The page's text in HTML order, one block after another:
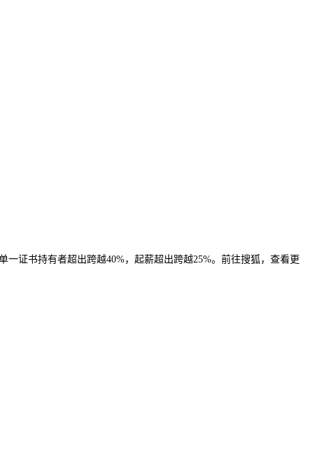
证书持有者超出跨越40%，起薪超出跨越25%。前往搜狐，查看更